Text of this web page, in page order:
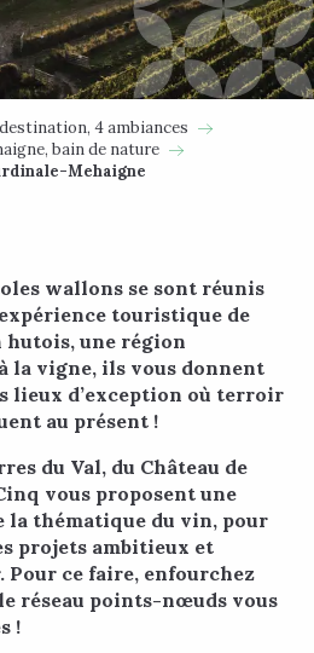
4 ambiances
bain de nature
Mehaigne
wallons se sont réunis
touristique de
hutois, une région
la vigne, ils vous donnent
lieux d’exception où terroir
au présent !
du Val, du Château de
vous proposent une
la thématique du vin, pour
projets ambitieux et
Pour ce faire, enfourchez
réseau points-nœuds vous
!